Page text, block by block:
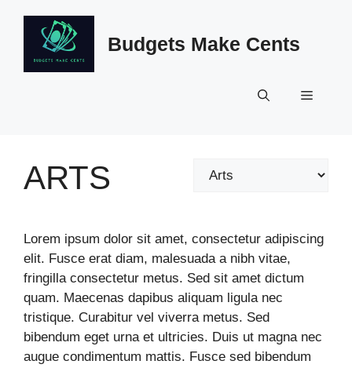
Budgets Make Cents
Menu
ARTS Categories
Lorem ipsum dolor sit amet, consectetur adipiscing
elit. Fusce erat diam, malesuada a nibh vitae,
fringilla consectetur metus. Sed sit amet dictum
quam. Maecenas dapibus aliquam ligula nec
tristique. Curabitur vel viverra metus. Sed
bibendum eget urna et ultricies. Duis ut magna nec
augue condimentum mattis. Fusce sed bibendum